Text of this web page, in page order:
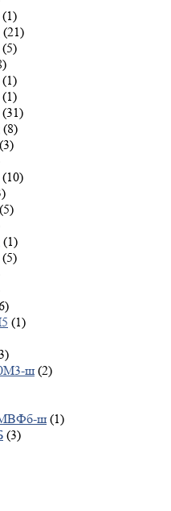
(1)
(21)
(5)
(1)
(1)
(31)
(8)
(3)
(10)
(5)
(1)
(5)
(1)
ш (2)
ш (1)
(3)